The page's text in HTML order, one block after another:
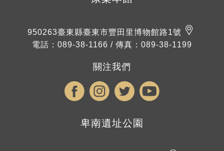
950263臺東縣臺東市豐田里博物館路1號
電話： 089-38-1166 / 傳真：089-38-1199
關注我們
卑南遺址公園